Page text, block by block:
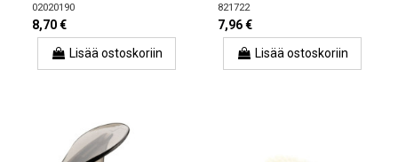
02020190
8,70 €
Lisää ostoskoriin
821722
7,96 €
Lisää ostoskoriin